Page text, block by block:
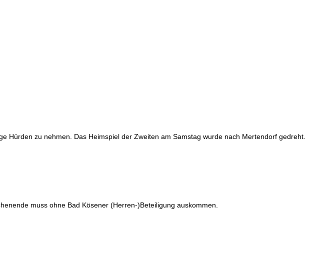
Hürden zu nehmen. Das Heimspiel der Zweiten am Samstag wurde nach Mertendorf gedreht.
muss ohne Bad Kösener (Herren-)Beteiligung auskommen.